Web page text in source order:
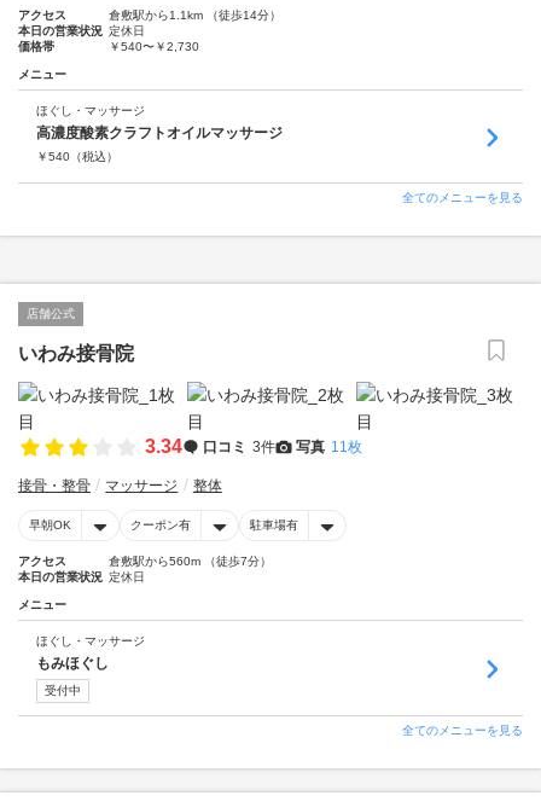
アクセス
倉敷駅から1.1km （徒歩14分）
本日の営業状況 定休日
価格帯
￥540〜￥2,730
メニュー
ほぐし・マッサージ
高濃度酸素クラフトオイルマッサージ
￥540 （税込）
全てのメニューを見る
店舗公式
いわみ接骨院
3.34 口コミ 3件 写真 11枚
接骨・整骨 マッサージ 整体
早朝OK クーポン有 駐車場有
アクセス
倉敷駅から560m （徒歩7分）
本日の営業状況 定休日
メニュー
ほぐし・マッサージ
もみほぐし
受付中
全てのメニューを見る